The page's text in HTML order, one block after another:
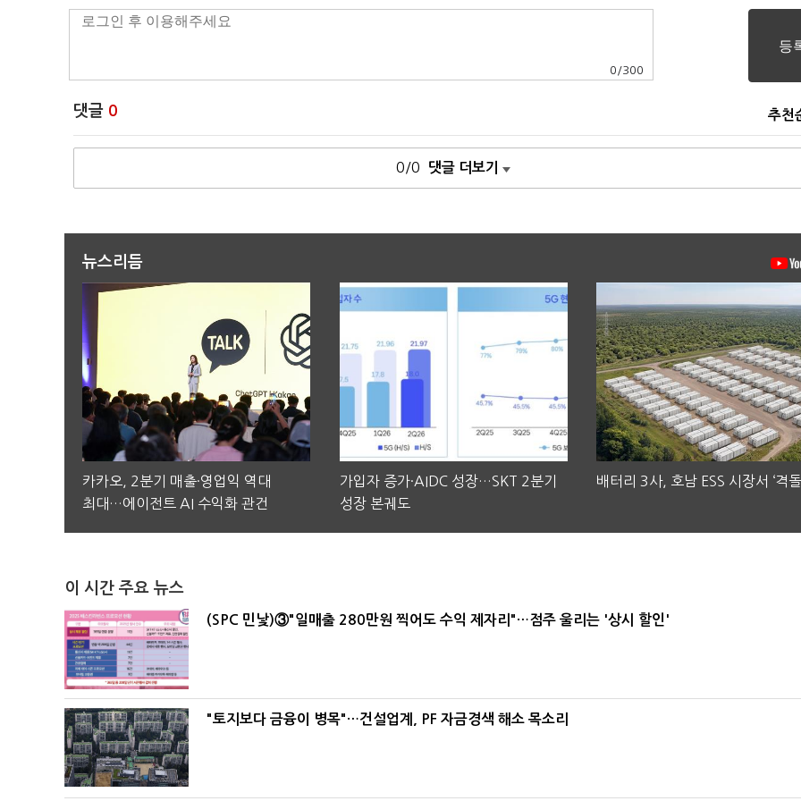
0 /300
댓글 0 추천
0/0 댓글 더보기
뉴스리듬
카카오, 2분기 매출·영업익 역대
최대…에이전트 AI 수익화 관건
가입자 증가·AIDC 성장…SKT 2분기
성장 본궤도
배터리 3사, 호남 ESS 시장서 ‘격돌
이 시간 주요 뉴스
(SPC 민낯)③"일매출 280만원 찍어도 수익 제자리"…점주 울리는 '상시 할인'
"토지보다 금융이 병목"…건설업계, PF 자금경색 해소 목소리